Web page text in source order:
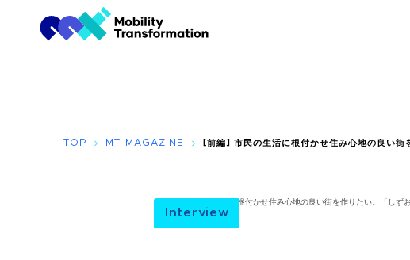
TOP MT MAGAZINE [前編] 市民の生活に根付かせ住み心地の良い街
Interview